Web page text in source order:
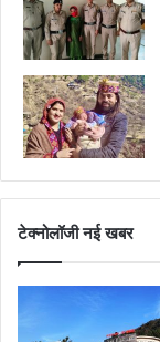
टेक्नोलॉजी नई खबर